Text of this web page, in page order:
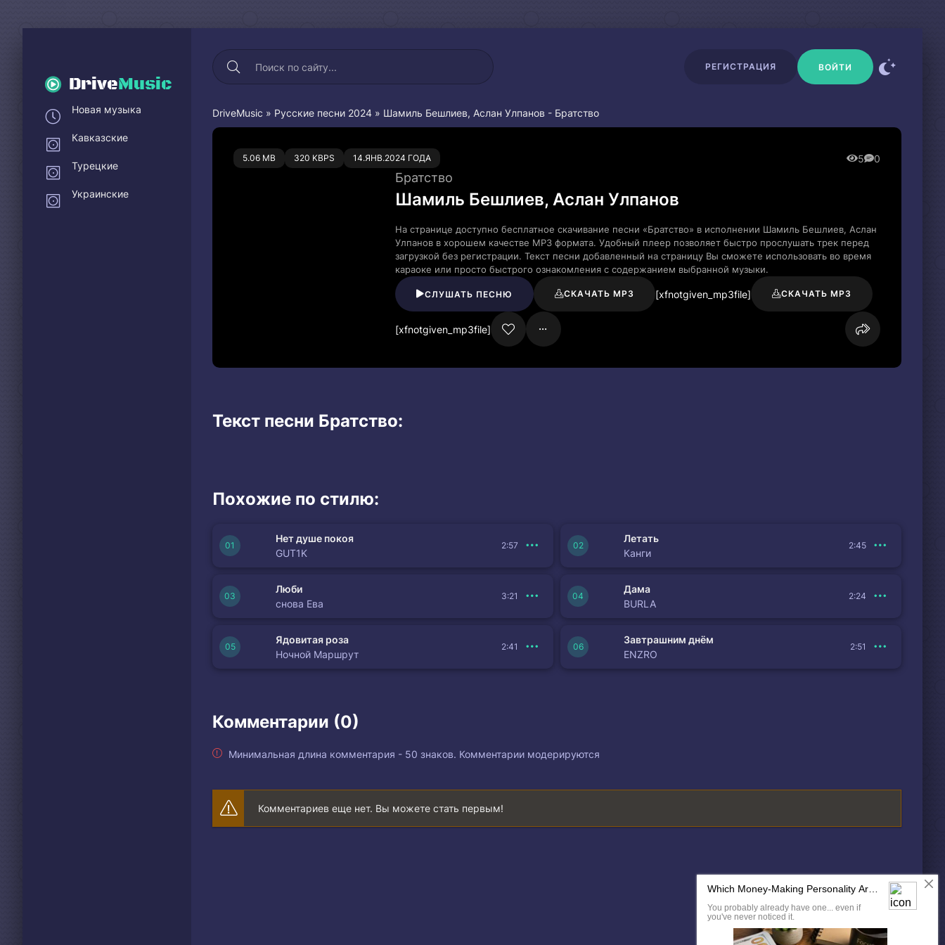
DriveMusic
РЕГИСТРАЦИЯ ВОЙТИ
DriveMusic » Русские песни 2024 » Шамиль Бешлиев, Аслан Улпанов - Братство
5.06 MB 320 KBPS 14.ЯНВ.2024 ГОДА 5 0
0 0
Братство
Шамиль Бешлиев, Аслан Улпанов
На странице доступно бесплатное скачивание песни «Братство» в исполнении Шамиль Бешлиев, Аслан
Улпанов в хорошем качестве MP3 формата. Удобный плеер позволяет быстро прослушать трек перед
загрузкой без регистрации. Текст песни добавленный на страницу Вы сможете использовать во время
караоке или просто быстрого ознакомления с содержанием выбранной музыки.
СЛУШАТЬ ПЕСНЮ СКАЧАТЬ MP3 [xfnotgiven_mp3file] СКАЧАТЬ MP3
[xfnotgiven_mp3file]
Текст песни Братство:
Похожие по стилю:
Нет душе покоя
GUT1K
2:57
Летать
Канги
2:45
Люби
снова Ева
3:21
Дама
BURLA
2:24
Ядовитая роза
Ночной Маршрут
2:41
Завтрашним днём
ENZRO
2:51
Комментарии (0)
Минимальная длина комментария - 50 знаков. Комментарии модерируются
Комментариев еще нет. Вы можете стать первым!
Новая музыка
Кавказские
Турецкие
Украинские